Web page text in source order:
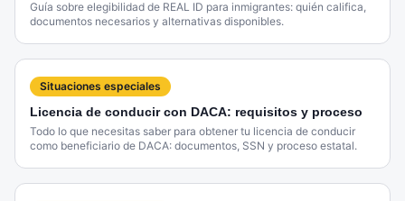
Guía sobre elegibilidad de REAL ID para inmigrantes: quién califica,
documentos necesarios y alternativas disponibles.
Situaciones especiales
Licencia de conducir con DACA: requisitos y proceso
Todo lo que necesitas saber para obtener tu licencia de conducir
como beneficiario de DACA: documentos, SSN y proceso estatal.